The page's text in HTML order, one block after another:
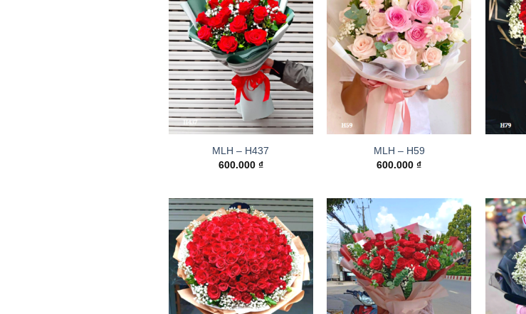
MLH – H437
600.000 ₫
MLH – H59
600.000₫